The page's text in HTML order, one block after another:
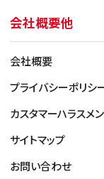
会社概要他
会社概要
プライバシーポリシ
カスタマーハラスメ
サイトマップ
お問い合わせ